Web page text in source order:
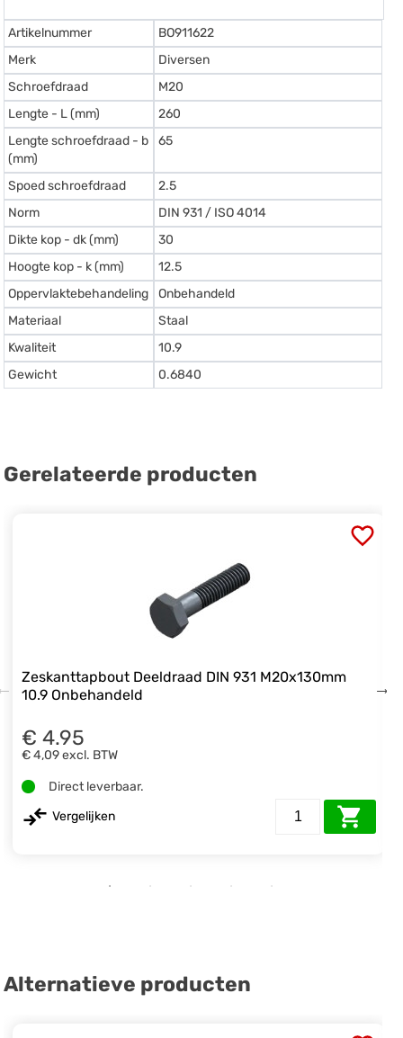
Artikelnummer
BO911622
Merk
Diversen
Schroefdraad
M20
Lengte - L (mm)
260
Lengte schroefdraad - b
(mm)
65
Spoed schroefdraad
2.5
Norm
DIN 931 / ISO 4014
Dikte kop - dk (mm)
30
Hoogte kop - k (mm)
12.5
Oppervlaktebehandeling
Onbehandeld
Materiaal
Staal
Kwaliteit
10.9
Gewicht
0.6840
Gerelateerde producten
Zeskanttapbout Deeldraad DIN 931 M20x130mm
10.9 Onbehandeld
€ 4.95
€ 4,09excl. BTW
Direct leverbaar.
Vergelijken
Alternatieve producten